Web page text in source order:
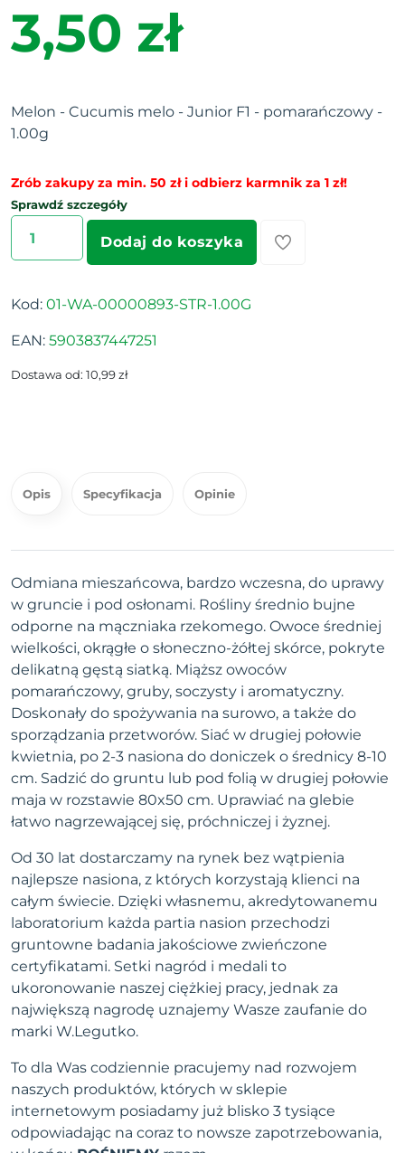
3,50 zł
Melon - Cucumis melo - Junior F1 - pomarańczowy -
1.00g
Zrób zakupy za min. 50 zł i odbierz karmnik za 1 zł!
Sprawdź szczegóły
Dodaj do koszyka
Kod: 01-WA-00000893-STR-1.00G
EAN: 5903837447251
Dostawa od: 10,99 zł
Opis Specyfikacja Opinie
Odmiana mieszańcowa, bardzo wczesna, do uprawy
w gruncie i pod osłonami. Rośliny średnio bujne
odporne na mączniaka rzekomego. Owoce średniej
wielkości, okrągłe o słoneczno-żółtej skórce, pokryte
delikatną gęstą siatką. Miąższ owoców
pomarańczowy, gruby, soczysty i aromatyczny.
Doskonały do spożywania na surowo, a także do
sporządzania przetworów. Siać w drugiej połowie
kwietnia, po 2-3 nasiona do doniczek o średnicy 8-10
cm. Sadzić do gruntu lub pod folią w drugiej połowie
maja w rozstawie 80x50 cm. Uprawiać na glebie
łatwo nagrzewającej się, próchniczej i żyznej.
Od 30 lat dostarczamy na rynek bez wątpienia
najlepsze nasiona, z których korzystają klienci na
całym świecie. Dzięki własnemu, akredytowanemu
laboratorium każda partia nasion przechodzi
gruntowne badania jakościowe zwieńczone
certyfikatami. Setki nagród i medali to
ukoronowanie naszej ciężkiej pracy, jednak za
największą nagrodę uznajemy Wasze zaufanie do
marki W.Legutko.
To dla Was codziennie pracujemy nad rozwojem
naszych produktów, których w sklepie
internetowym posiadamy już blisko 3 tysiące
odpowiadając na coraz to nowsze zapotrzebowania,